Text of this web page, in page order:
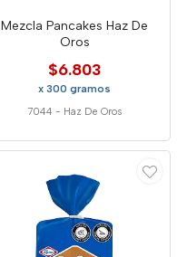
Mezcla Pancakes Haz De
Oros
$6.803
x 300 gramos
7044 - Haz De Oros